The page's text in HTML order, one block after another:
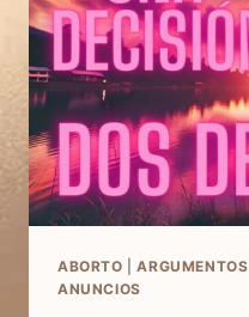
ABORTO |ARGUMENTOS
ANUNCIOS